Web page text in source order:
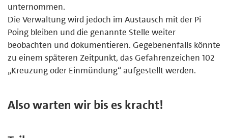
unternommen.
Die Verwaltung wird jedoch im Austausch mit der Pi
Poing bleiben und die genannte Stelle weiter
beobachten und dokumentieren. Gegebenenfalls könnte
zu einem späteren Zeitpunkt, das Gefahrenzeichen 102
„Kreuzung oder Einmündung“ aufgestellt werden.
Also warten wir bis es kracht!